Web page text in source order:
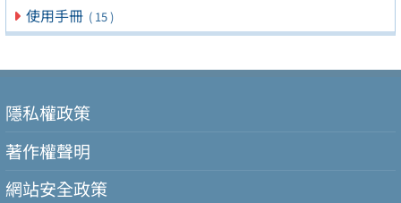
使用手冊 ( 15 )
隱私權政策
著作權聲明
網站安全政策